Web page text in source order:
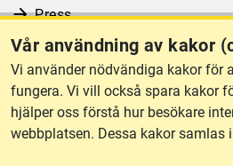
Vår användning av kakor
Vi använder nödvändiga kakor för
fungera. Vi vill också spara kakor
hjälper oss förstå hur besökare
webbplatsen. Dessa kakor samlas
Press
RSS
Om webbplatsen